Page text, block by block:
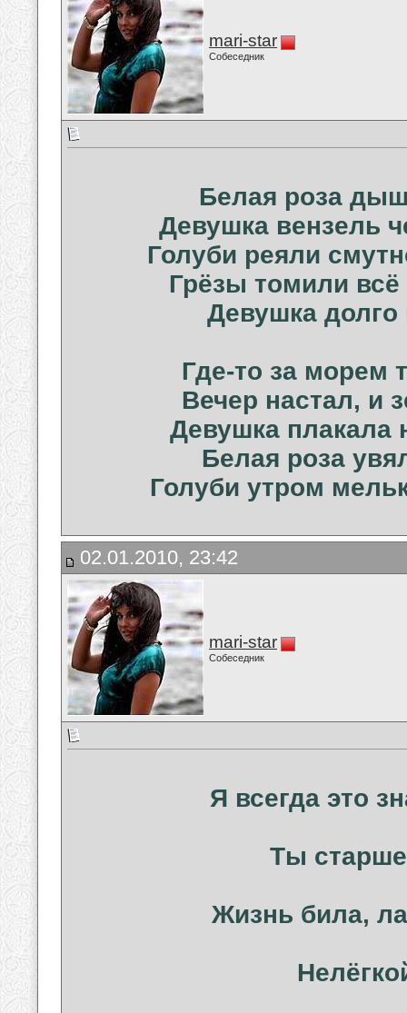
mari-star
Собеседник
Белая роза
Девушка вензель
Голуби реяли
Грёзы томили всё
Девушка долго
Где-то за морем
Вечер настал, и
Девушка плакала
Белая роза
Голуби утром
02.01.2010, 23:42
mari-star
Собеседник
Я всегда это
Ты
Жизнь била,